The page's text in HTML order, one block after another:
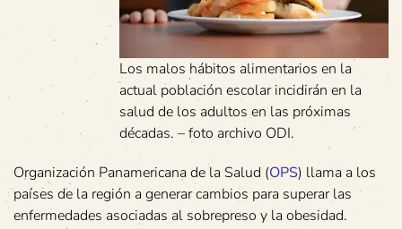
Los malos hábitos alimentarios en la
actual población escolar incidirán en la
salud de los adultos en las próximas
décadas. – foto archivo ODI.
Organización Panamericana de la Salud (OPS) llama a los
países de la región a generar cambios para superar las
enfermedades asociadas al sobrepreso y la obesidad.